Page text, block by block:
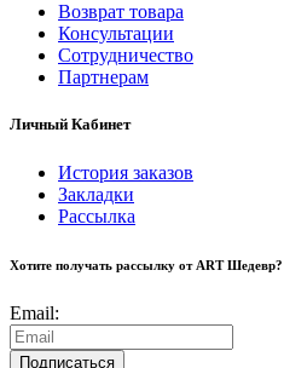
Возврат товара
Консультации
Сотрудничество
Партнерам
Личный Кабинет
История заказов
Закладки
Рассылка
Хотите получать рассылку от ART Шедевр?
Email:
Подписаться